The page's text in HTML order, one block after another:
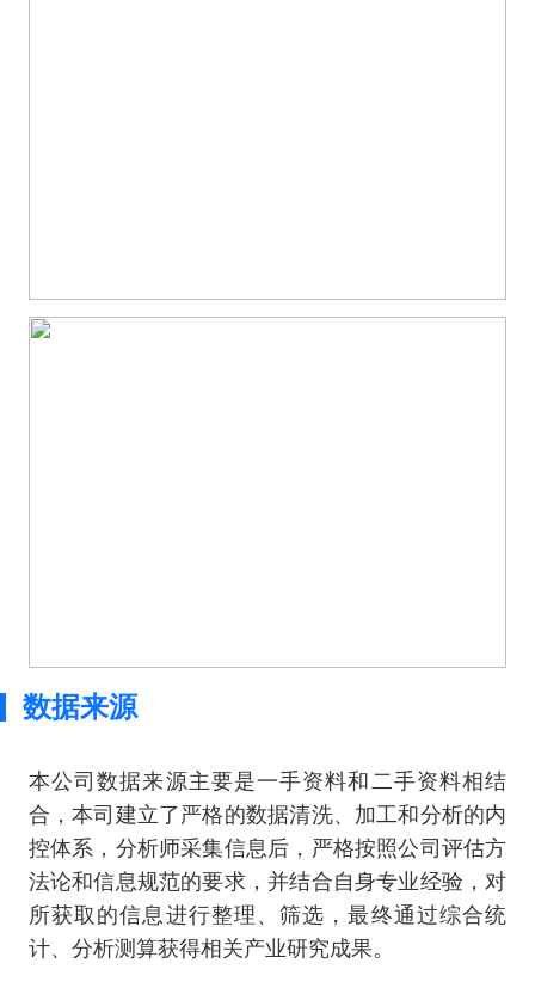
数据来源
本公司数据来源主要是一手资料和二手资料相结
合，本司建立了严格的数据清洗、加工和分析的内
控体系，分析师采集信息后，严格按照公司评估方
法论和信息规范的要求，并结合自身专业经验，对
所获取的信息进行整理、筛选，最终通过综合统
计、分析测算获得相关产业研究成果。